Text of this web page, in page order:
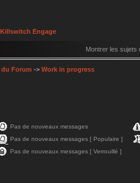
Engage
Montrer les sujets
du Forum -> Work in progress
Pas de nouveaux messages
Pas de nouveaux messages [ Populaire ]
Pas de nouveaux messages [ Verrouillé ]